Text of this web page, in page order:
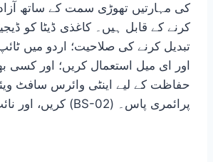
کی مہارتیں تھوڑی سمت کے ساتھ
کرنے کے قابل ہیں۔ کاغذی ڈیٹا کو
تبدیل کرنے کی صلاحیت؛ اردو میں
اور ای میل استعمال کریں؛ اور کسی
حفاظت کے لیے اینٹی وائرس سافٹ
کریں، اور نائب اوسید (BS-02) پرائمری پاس۔